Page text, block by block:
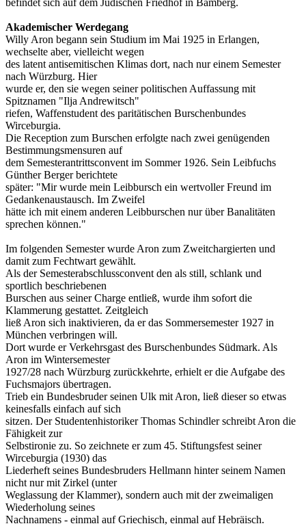
Akademischer Werdegang
Willy Aron begann sein Studium im Mai 1925 in Erlangen,
wechselte aber, vielleicht wegen
des latent antisemitischen Klimas dort, nach nur einem Semester
nach Würzburg. Hier
wurde er, den sie wegen seiner politischen Auffassung mit
Spitznamen "Ilja Andrewitsch"
riefen, Waffenstudent des paritätischen Burschenbundes
Wirceburgia.
Die Reception zum Burschen erfolgte nach zwei genügenden
Bestimmungsmensuren auf
dem Semesterantrittsconvent im Sommer 1926. Sein Leibfuchs
Günther Berger berichtete
später: "Mir wurde mein Leibbursch ein wertvoller Freund im
Gedankenaustausch. Im Zweifel
hätte ich mit einem anderen Leibburschen nur über Banalitäten
sprechen können."
Im folgenden Semester wurde Aron zum Zweitchargierten und
damit zum Fechtwart gewählt.
Als der Semesterabschlussconvent den als still, schlank und
sportlich beschriebenen
Burschen aus seiner Charge entließ, wurde ihm sofort die
Klammerung gestattet. Zeitgleich
ließ Aron sich inaktivieren, da er das Sommersemester 1927 in
München verbringen will.
Dort wurde er Verkehrsgast des Burschenbundes Südmark. Als
Aron im Wintersemester
1927/28 nach Würzburg zurückkehrte, erhielt er die Aufgabe des
Fuchsmajors übertragen.
Trieb ein Bundesbruder seinen Ulk mit Aron, ließ dieser so etwas
keinesfalls einfach auf sich
sitzen. Der Studentenhistoriker Thomas Schindler schreibt Aron die
Fähigkeit zur
Selbstironie zu. So zeichnete er zum 45. Stiftungsfest seiner
Wirceburgia (1930) das
Liederheft seines Bundesbruders Hellmann hinter seinem Namen
nicht nur mit Zirkel (unter
Weglassung der Klammer), sondern auch mit der zweimaligen
Wiederholung seines
Nachnamens - einmal auf Griechisch, einmal auf Hebräisch.